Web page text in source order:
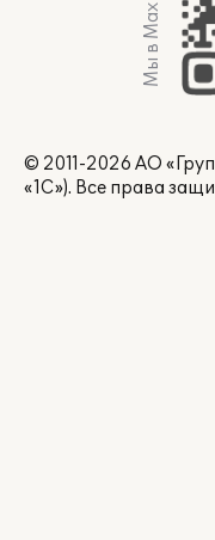
Мы в Max
© 2011-2026 АО
«1С»). Все права